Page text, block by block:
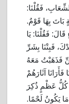
فَقُلْنَا:
بَاتَ بِهَا قَوْمٌ.
فَقُلْنَا: يَا
فَبِتْنَا بِشَرِّ
فَذَهَبْتُ مَعَهُ
آثَارَهُمْ
كُلُّ عَظْمٍ ذُكِرَ
يَكُونُ لَحْمًا.